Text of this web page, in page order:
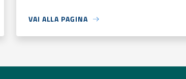
VAI ALLA PAGINA